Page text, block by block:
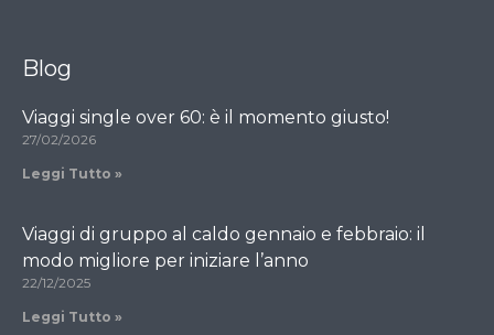
Blog
Viaggi single over 60: è il momento giusto!
27/02/2026
Leggi Tutto »
Viaggi di gruppo al caldo gennaio e febbraio: il
modo migliore per iniziare l’anno
22/12/2025
Leggi Tutto »